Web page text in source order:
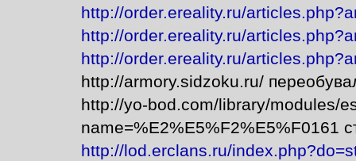
http://order.ereality.ru/
http://order.ereality.ru/
http://order.ereality.ru/
http://armory.sidzoku.ru/
http://yo-bod.com/library/modules/
name=%E2%E5%F2%E5%F0161
http://lod.erclans.ru/